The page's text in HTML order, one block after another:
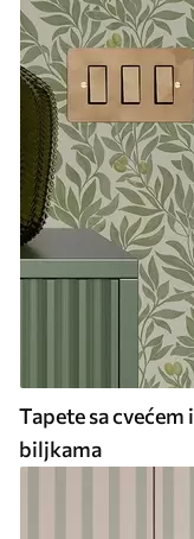
Tapete sa cvećem i
biljkama